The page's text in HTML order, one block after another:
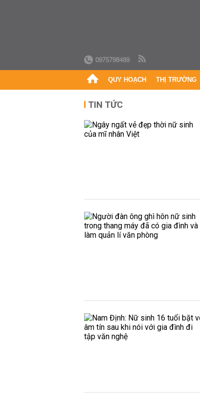
0975798489
QUY HOẠCH THỊ TRƯỜNG
TIN TỨC